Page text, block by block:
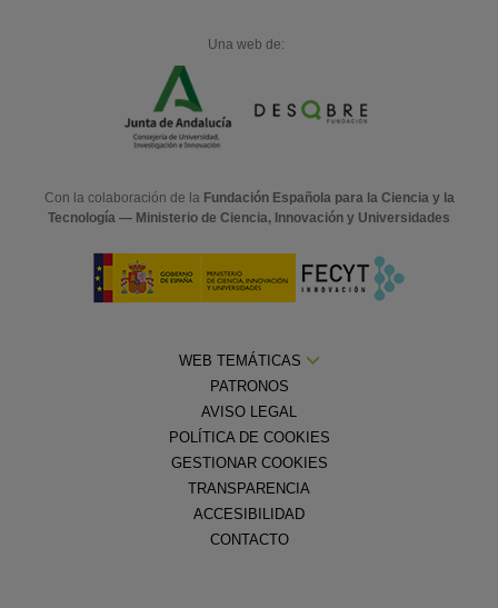
Una web de:
Con la colaboración de la Fundación Española para la Ciencia y la
Tecnología — Ministerio de Ciencia, Innovación y Universidades
WEB TEMÁTICAS
PATRONOS
AVISO LEGAL
POLÍTICA DE COOKIES
GESTIONAR COOKIES
TRANSPARENCIA
ACCESIBILIDAD
CONTACTO